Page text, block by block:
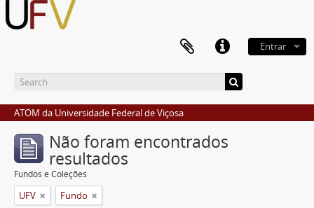
Entrar
ATOM da Universidade Federal de Viçosa
Não foram encontrados
resultados
Fundos e Coleções
UFV Fundo